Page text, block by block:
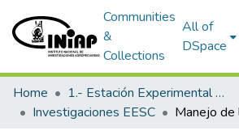
Communities
&
Collections
All of
DSpace
Home
1.- Estación Experimental Santa Catalina
Investigaciones EESC